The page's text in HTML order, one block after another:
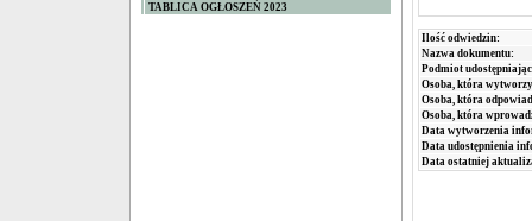
TABLICA OGŁOSZEŃ 2023
Ilość odwiedzin:
Nazwa dokumentu:
Podmiot
Osoba, która
Osoba, która
Osoba, która
Data wytworzenia
Data udostępnienia
Data ostatniej